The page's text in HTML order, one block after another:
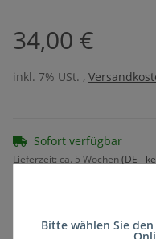
34,00 €
inkl. 7% USt. ,
Sofort verfügbar
Lieferzeit: ca. 5 Wochen(DE -
Bitte wählen Sie